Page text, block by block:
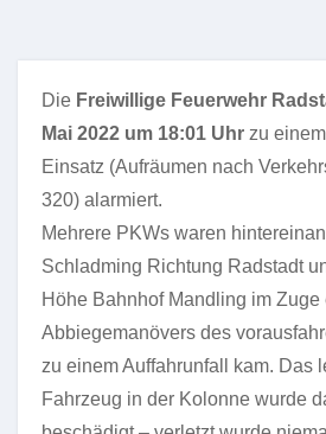
Die Freiwillige Feuerwehr
Mai 2022 um 18:01 Uhr zu
Einsatz (Aufräumen nach
320) alarmiert.
Mehrere PKWs waren
Schladming Richtung Radstadt
Höhe Bahnhof Mandling im Zuge
Abbiegemanövers des
zu einem Auffahrunfall kam. Das
Fahrzeug in der Kolonne wurde